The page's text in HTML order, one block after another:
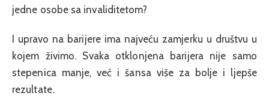
jedne osobe sa invaliditetom?
I upravo na barijere ima najveću zamjerku u društvu u
kojem živimo. Svaka otklonjena barijera nije samo
stepenica manje, već i šansa više za bolje i ljepše
rezultate.